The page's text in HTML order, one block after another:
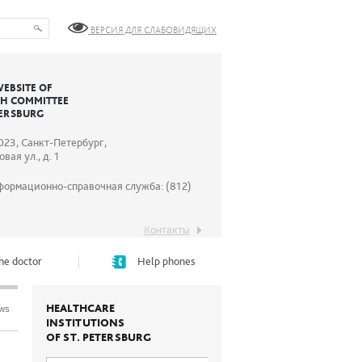
ВЕРСИЯ ДЛЯ СЛАБОВИДЯЩИХ
OF
COMMITTEE
Санкт-Петербург,
ул., д. 1
справочная служба: (812)
Контакты
doctor Help phones
HEALTHCARE
INSTITUTIONS
OF ST. PETERSBURG